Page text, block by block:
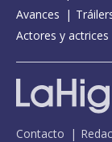
Avances
Actores y actrices
Contacto